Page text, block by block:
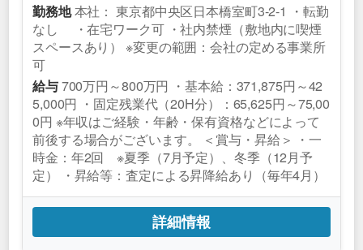
勤務地本社： 東京都中央区日本橋室町3-2-1 ・転勤
なし ・在宅ワーク可 ・社内禁煙（敷地内に喫煙
スペースあり） ※変更の範囲：会社の定める事業所
可
給与700万円～800万円 ・基本給：371,875円～42
5,000円 ・固定残業代（20H分）：65,625円～75,00
0円 ※年収はご経験・年齢・保有資格などによって
前後する場合がございます。 ＜賞与・昇給＞ ・一
時金：年2回 ※夏季（7月予定）、冬季（12月予
定） ・昇給等：査定による昇降給あり（毎年4月）
詳細情報